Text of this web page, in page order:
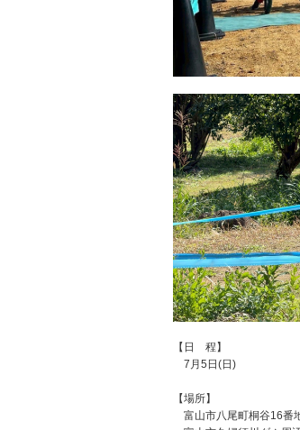
【日 程】
7月5日(日)
【場所】
富山市八尾町桐谷16番